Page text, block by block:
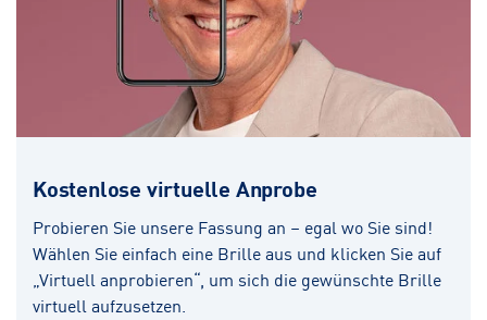
Kostenlose virtuelle Anprobe
Probieren Sie unsere Fassung an – egal wo Sie sind!
Wählen Sie einfach eine Brille aus und klicken Sie auf
„Virtuell anprobieren“, um sich die gewünschte Brille
virtuell aufzusetzen.